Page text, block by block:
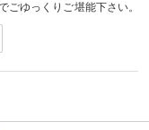
ゆっくりご堪能下さい。
、香物、留椀、水物
せん。
）については対応して